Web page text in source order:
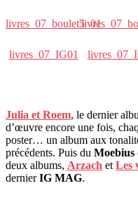
livres_07_boulet5_01
livres_07_IG01
Julia et Roem, le dernier
d’œuvre encore une fois,
poster… un album aux
précédents. Puis du Moebius
deux albums, Arzach etLes
dernierIG MAG.